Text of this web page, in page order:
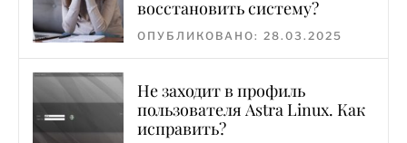
восстановить систему?
ОПУБЛИКОВАНО: 28.03.2025
Не заходит в профиль
пользователя Astra Linux. Как
исправить?